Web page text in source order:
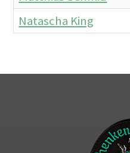
Natascha King